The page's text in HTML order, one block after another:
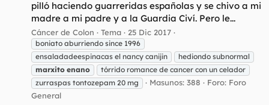
pilló haciendo guarreridas españolas y se chivo a mi
madre a mi padre y a la Guardia Civí. Pero le...
Cáncer de Colon Tema 25 Dic 2017
boniato aburriendo since 1996
ensaladadeespinacas el nancy canijin
hediondo subnormal
marxito enano
tórrido romance de cancer con un celador
zurraspas tontozepam 20 mg
Masunos: 388 Foro: Foro
General